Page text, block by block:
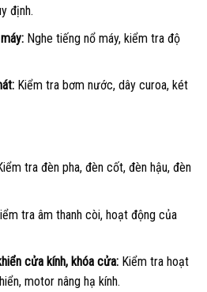
định.
Nghe tiếng nổ máy, kiểm tra độ
Kiểm tra bơm nước, dây curoa, két
tra đèn pha, đèn cốt, đèn hậu, đèn
tra âm thanh còi, hoạt động của
cửa kính, khóa cửa:Kiểm tra hoạt
motor nâng hạ kính.